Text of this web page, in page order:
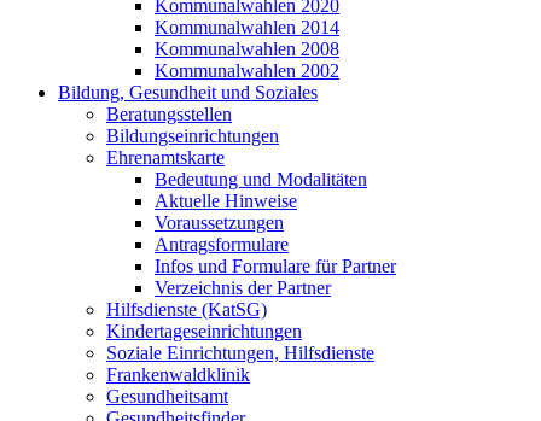
Kommunalwahlen 2020
Kommunalwahlen 2014
Kommunalwahlen 2008
Kommunalwahlen 2002
Bildung, Gesundheit und Soziales
Beratungsstellen
Bildungseinrichtungen
Ehrenamtskarte
Bedeutung und Modalitäten
Aktuelle Hinweise
Voraussetzungen
Antragsformulare
Infos und Formulare für Partner
Verzeichnis der Partner
Hilfsdienste (KatSG)
Kindertageseinrichtungen
Soziale Einrichtungen, Hilfsdienste
Frankenwaldklinik
Gesundheitsamt